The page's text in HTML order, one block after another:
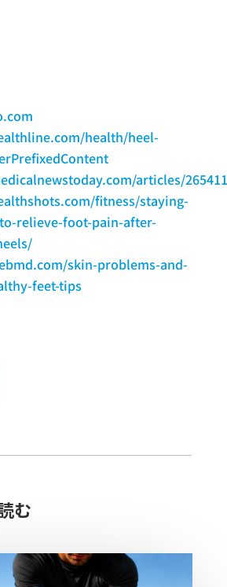
health/heel-
articles/265411
fitness/staying-
relieve-foot-pain-after-
skin-problems-and-
feet-tips
む​